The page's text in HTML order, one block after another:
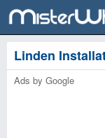
Linden
Ads by Google